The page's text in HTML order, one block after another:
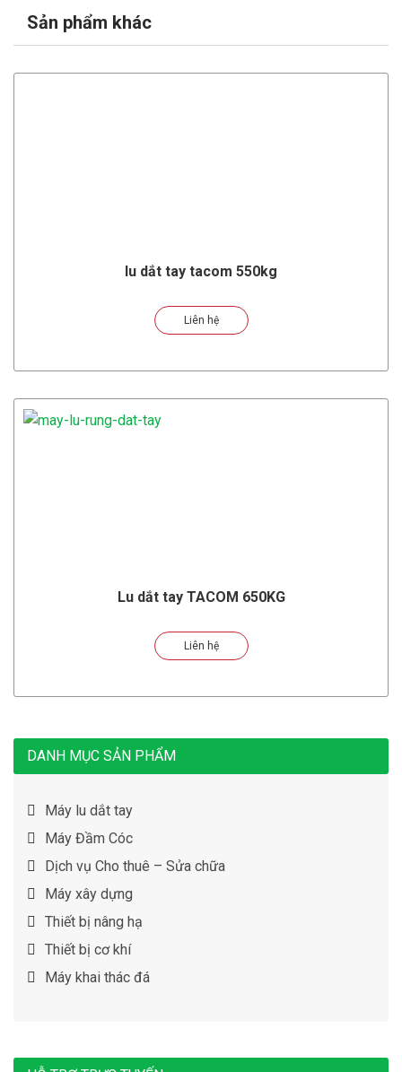
Sản phẩm khác
lu dắt tay tacom 550kg
Liên hệ
Lu dắt tay TACOM 650KG
Liên hệ
DANH MỤC SẢN PHẨM
Máy lu dắt tay
Máy Đầm Cóc
Dịch vụ Cho thuê – Sửa chữa
Máy xây dựng
Thiết bị nâng hạ
Thiết bị cơ khí
Máy khai thác đá